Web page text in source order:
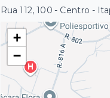
Rua 112, 100 - Centro -
+
−